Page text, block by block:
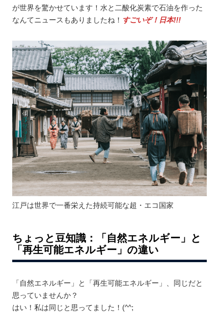
が世界を驚かせています！水と二酸化炭素で石油を作った
なんてニュースもありましたね！ すごいぞ！日本!!!
江戸は世界で一番栄えた持続可能な超・エコ国家
ちょっと豆知識：「自然エネルギー」と
「再生可能エネルギー」の違い
「自然エネルギー」と「再生可能エネルギー」、同じだと
思っていませんか？
はい！私は同じと思ってました！(^^;